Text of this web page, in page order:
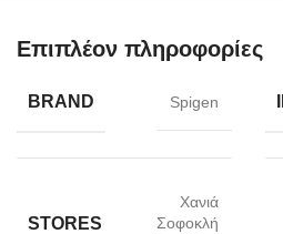
Επιπλέον πληροφορίες
BRAND Spigen
STORES
Χανιά
Σοφοκλή